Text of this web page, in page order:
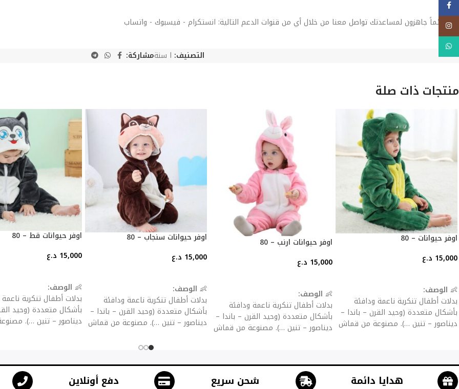
نحن دائماً جاهزون لمساعدتك تواصل معنا من خلال أي من قنوات الدعم التالية: انستكرام - فيسبوك - واتساب
التصنيف: ا سنةمشاركة:
منتجات ذات صلة
اوفر حيوانات – 80
15,000 د.ع
👶 الوصف:
بدلات أطفال تنكرية ناعمة ودافئة
بأشكال متعددة (وحيد القرن – باندا –
ديناصور – تنين …). مصنوعة من قماش
✨المميزات:
اوفر حيوانات ارنب – 80
15,000 د.ع
👶 الوصف:
بدلات أطفال تنكرية ناعمة ودافئة
بأشكال متعددة (وحيد القرن – باندا –
ديناصور – تنين …). مصنوعة من قماش
والخلع.
المميزات:
اوفر حيوانات سنجاب – 80
15,000 د.ع
👶 الوصف:
بدلات أطفال تنكرية ناعمة ودافئة
بأشكال متعددة (وحيد القرن – باندا –
ديناصور – تنين …). مصنوعة من قماش
سحّاب أو أزرار للإغلاق لسهولة اللبس
المميزات:
اوفر حيوانات قط – 80
15,000 د.ع
👶 الوصف:
بدلات أطفال تنكرية
بأشكال متعددة (وحيد
ديناصور – تنين …).
هدايا دائمة شحن سريع دفع أونلاين
Instagram